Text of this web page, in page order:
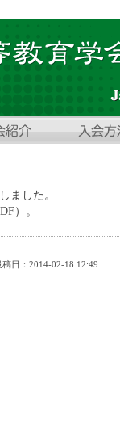
ました。
）。
稿日：2014-02-18 12:49